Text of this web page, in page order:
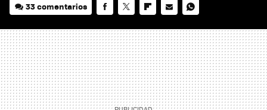
33 comentarios
MAIL